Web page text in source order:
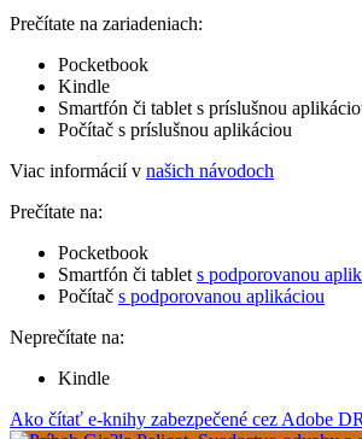
Prečítate na zariadeniach:
Pocketbook
Kindle
Smartfón či tablet s príslušnou
Počítač s príslušnou aplikáciou
Viac informácií v našich návodoch
Prečítate na:
Pocketbook
Smartfón či tablet s podporovanou
Počítač s podporovanou aplikáciou
Neprečítate na:
Kindle
Ako čítať e-knihy zabezpečené cez Adobe